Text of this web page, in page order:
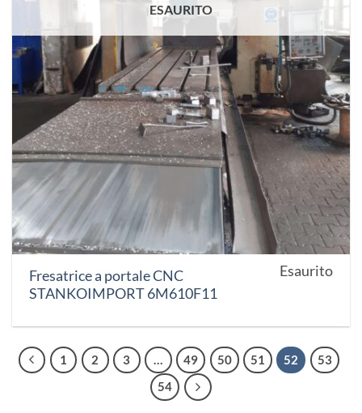
ESAURITO
Fresatrice a portale CNC
STANKOIMPORT 6M610F11
Esaurito
1 2 3 … 49 50 51 52
53
54